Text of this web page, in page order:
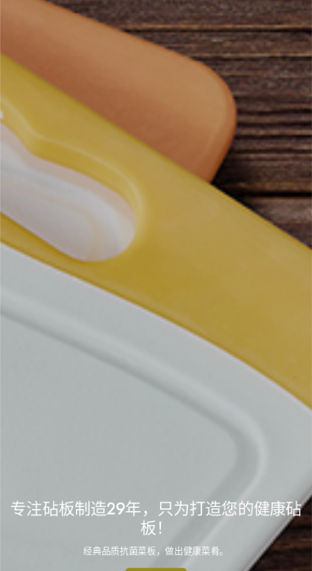
专注砧板制造29年，只为打造您的健康砧
板！
经典品质抗菌菜板，做出健康菜肴。